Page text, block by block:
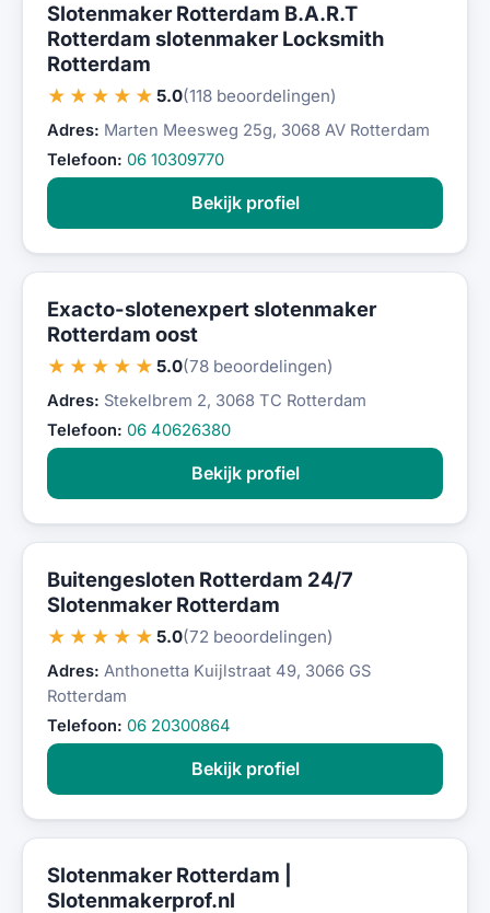
Slotenmaker Rotterdam B.A.R.T
Rotterdam slotenmaker Locksmith
Rotterdam
★★★★★ 5.0(118 beoordelingen)
Adres: Marten Meesweg 25g, 3068 AV Rotterdam
Telefoon: 06 10309770
Bekijk profiel
Exacto-slotenexpert slotenmaker
Rotterdam oost
★★★★★ 5.0(78 beoordelingen)
Adres: Stekelbrem 2, 3068 TC Rotterdam
Telefoon: 06 40626380
Bekijk profiel
Buitengesloten Rotterdam 24/7
Slotenmaker Rotterdam
★★★★★ 5.0(72 beoordelingen)
Adres: Anthonetta Kuijlstraat 49, 3066 GS
Rotterdam
Telefoon: 06 20300864
Bekijk profiel
Slotenmaker Rotterdam |
Slotenmakerprof.nl